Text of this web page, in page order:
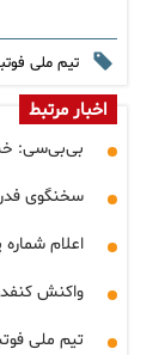
تیم ملی
اخبار مرتبط
بی‌بی‌سی: خبری
سخنگوی
اعلام شماره
واکنش
تیم ملی